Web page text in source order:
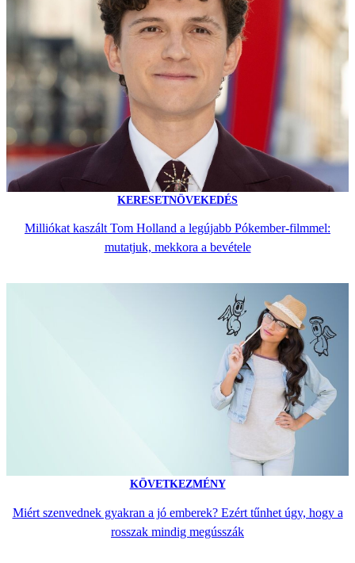
KERESETNÖVEKEDÉS
Milliókat kaszált Tom Holland a legújabb Pókember-filmmel:
mutatjuk, mekkora a bevétele
KÖVETKEZMÉNY
Miért szenvednek gyakran a jó emberek? Ezért tűnhet úgy, hogy a
rosszak mindig megússzák